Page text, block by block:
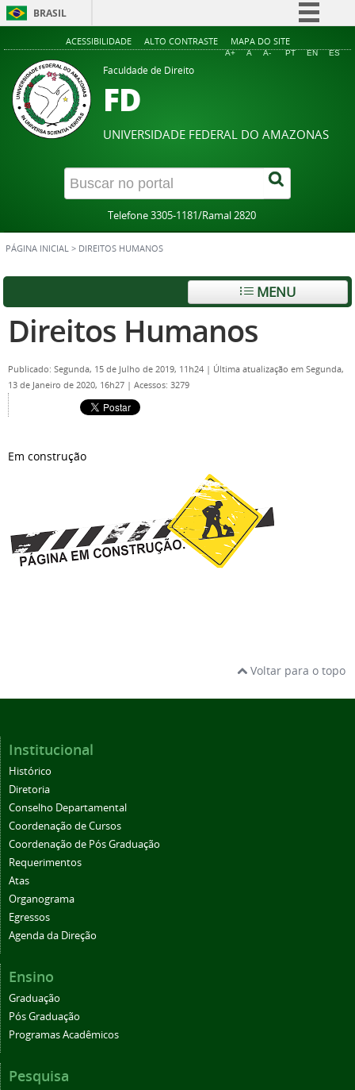
BRASIL
Simplifique!
Legislação
Canais
ACESSIBILIDADE ALTO CONTRASTE MAPA DO SITE
A+ A A- PT EN ES
Faculdade de Direito
FD
UNIVERSIDADE FEDERAL DO AMAZONAS
Telefone 3305-1181/Ramal 2820
PÁGINA INICIAL > DIREITOS HUMANOS
MENU
Direitos Humanos
Publicado: Segunda, 15 de Julho de 2019, 11h24 | Última atualização em Segunda,
13 de Janeiro de 2020, 16h27 | Acessos: 3279
Em construção
Voltar para o topo
Institucional
Histórico
Diretoria
Conselho Departamental
Coordenação de Cursos
Coordenação de Pós Graduação
Requerimentos
Atas
Organograma
Egressos
Agenda da Direção
Ensino
Graduação
Pós Graduação
Programas Acadêmicos
Pesquisa